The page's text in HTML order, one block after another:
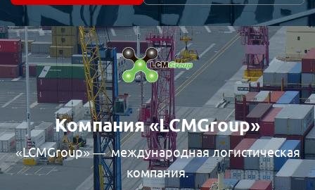
Компания «LCMGroup»
«LCMGroup» — международная логистическая
компания.